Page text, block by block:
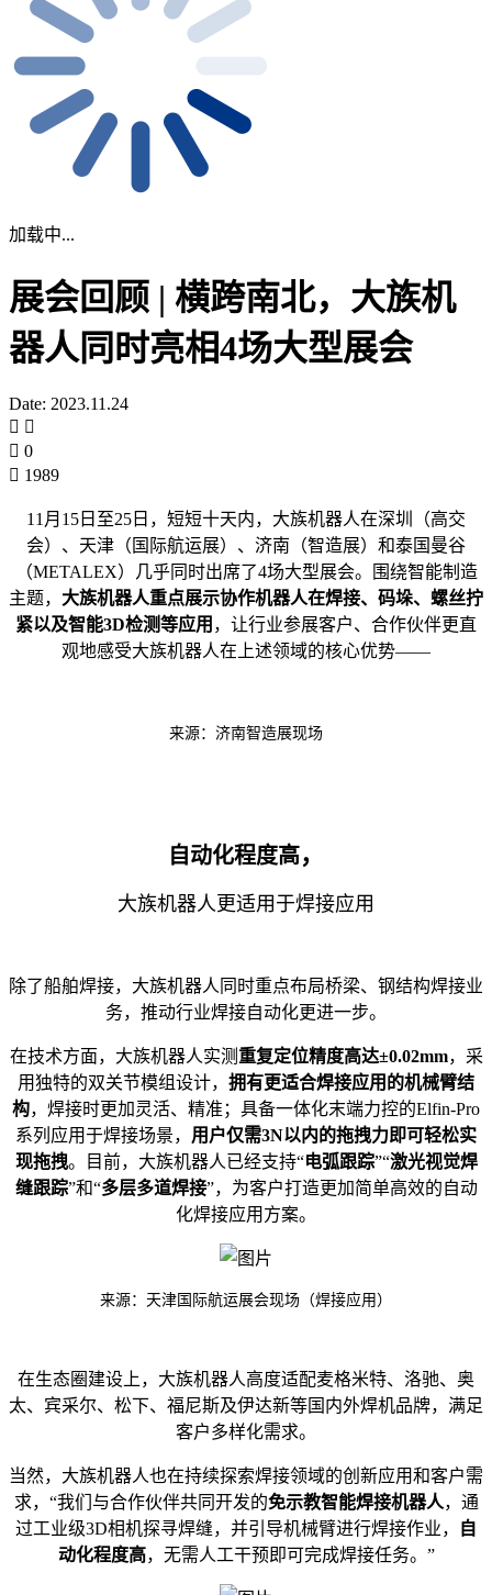
加载中...
展会回顾 | 横跨南北，大族机
器人同时亮相4场大型展会
Date: 2023.11.24
0
1989
11月15日至25日，短短十天内，大族机器人在深圳（高交
会）、天津（国际航运展）、济南（智造展）和泰国曼谷
（METALEX）几乎同时出席了4场大型展会。围绕智能制造
主题， 大族机器人重点展示协作机器人在焊接、码垛、螺丝拧
紧以及智能3D检测等应用 ，让行业参展客户、合作伙伴更直
观地感受大族机器人在上述领域的核心优势——
来源：济南智造展现场
自动化程度高，
大族机器人更适用于焊接应用
除了船舶焊接，大族机器人同时重点布局桥梁、钢结构焊接业
务，推动行业焊接自动化更进一步。
在技术方面，大族机器人实测 重复定位精度高达±0.02mm，采
用独特的双关节模组设计， 拥有更适合焊接应用的机械臂结
构，焊接时更加灵活、精准；具备一体化末端力控的Elfin-Pro
系列应用于焊接场景， 用户仅需3N以内的拖拽力即可轻松实
现拖拽。目前，大族机器人已经支持“电弧跟踪”“激光视觉焊
缝跟踪”和“多层多道焊接”，为客户打造更加简单高效的自动
化焊接应用方案。
来源：天津国际航运展会现场（焊接应用）
在生态圈建设上，大族机器人高度适配麦格米特、洛驰、奥
太、宾采尔、松下、福尼斯及伊达新等国内外焊机品牌，满足
客户多样化需求。
当然，大族机器人也在持续探索焊接领域的创新应用和客户需
求，“我们与合作伙伴共同开发的免示教智能焊接机器人，通
过工业级3D相机探寻焊缝，并引导机械臂进行焊接作业，
自
动化程度高，无需人工干预即可完成焊接任务。”